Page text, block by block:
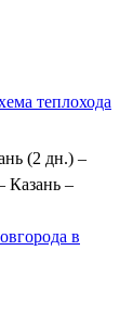
теплохода
(2 дн.) –
Казань –
в